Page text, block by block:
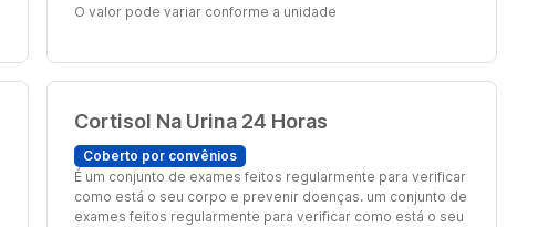
O valor pode variar conforme a unidade
Cortisol Na Urina 24 Horas
Coberto por convênios
É um conjunto de exames feitos regularmente para verificar
como está o seu corpo e prevenir doenças. um conjunto de
exames feitos regularmente para verificar como está o seu